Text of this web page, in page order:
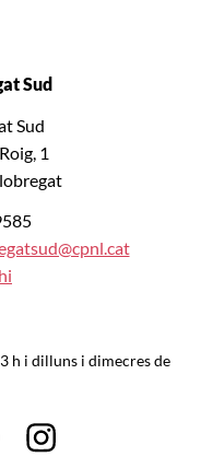
Sud
Sud
1
h i dilluns i dimecres de